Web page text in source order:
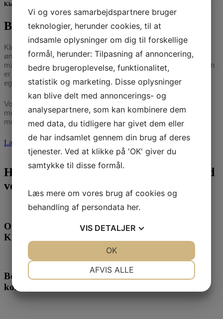
Kløverengen
Botilbud til psykisk sårbare
Kløverengen er et botilbud til psykisk sårbare i udvikling, der
ønsker at opnå en mere selvstændig tilværelse i egen bolig, og
måske job eller uddannelse, en gang i fremtiden. På Kløverengen
er der plads til 41 beboere, hvor du har din egen lejlighed, med
eget bad og toilet, og adgang til fælles køkkener.
Vores udgangspunkt er at inkludere alle, uanset diagnose, i
meningsfulde fællesskaber – og derigennem skabe vejen til en
mere selvstændig fremtid.
Læs mere om Kløverengen
Har du brug for at høre mere, er du altid
velkommen til at ringe
Om
Kløverengen
Beboere &
kommende beboere
Vi og vores samarbejdspartnere bruger
teknologier, herunder cookies, til at
indsamle oplysninger om dig til forskellige
formål, herunder: Tilpasning af annoncering,
bedre brugeroplevelse, funktionalitet,
statistik og marketing. Disse oplysninger
kan blive delt med annoncerings- og
analysepartnere, som kan kombinere dem
med data, du tidligere har givet dem eller
de har indsamlet gennem din brug af deres
tjenester. Ved at klikke på 'OK' giver du
samtykke til disse formål.
Læs mere om vores brug af cookies og
behandling af persondata her.
VIS DETALJER
AFVIS ALLE
OK